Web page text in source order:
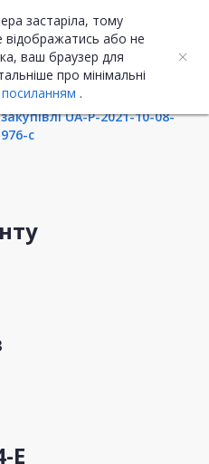
застаріла, тому
відображатись або не
ваш браузер для
про мінімальні
посиланням .
UA ENG
закупівлю
UA-P-2021-10-08-
c
Е